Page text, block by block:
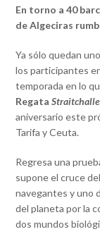
En torno a 40
de Algeciras
Ya sólo quedan
los participantes
temporada en lo
Regata
aniversario este
Tarifa y Ceuta.
Regresa una
supone el cruce
navegantes y uno
del planeta por la
dos mundos